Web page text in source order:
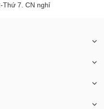
Thứ 7. CN nghỉ